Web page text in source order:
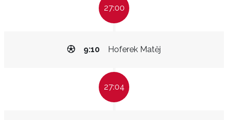
27:00
Hoferek Matěj
9:10
27:04